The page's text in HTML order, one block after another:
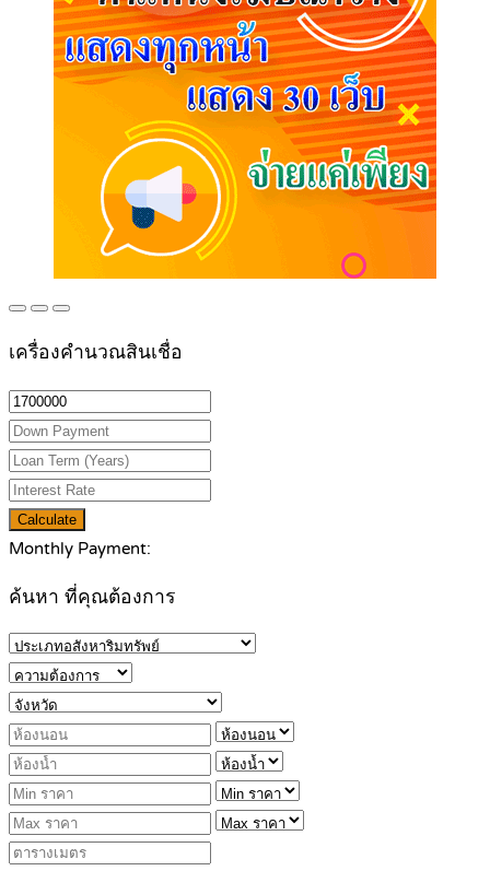
เครื่องคำนวณสินเชื่อ
Calculate
Monthly Payment:
ค้นหา ที่คุณต้องการ